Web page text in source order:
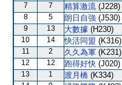
7 7 精算激流 (J228)
8 5 朗日自強 (J530)
9 13 大數據 (H230)
10 14 快活同盟 (K316)
11 2 久久為軍 (K231)
12 12 跑得好快 (J020)
13 1 渡月橋 (K334)